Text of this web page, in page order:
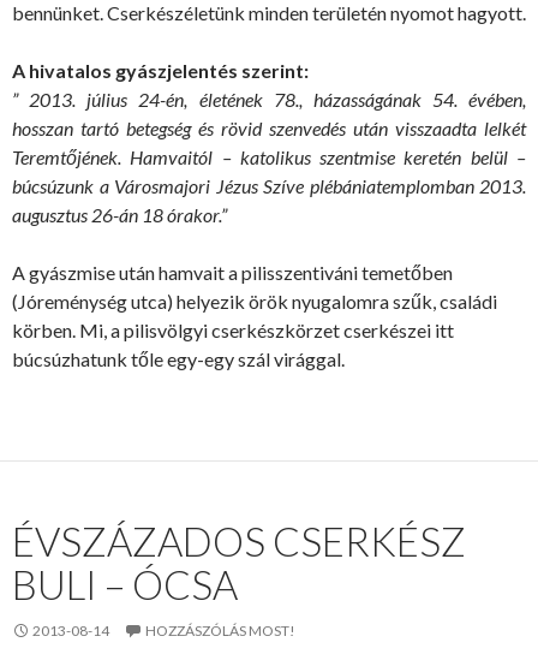
bennünket. Cserkészéletünk minden területén nyomot hagyott.
A hivatalos gyászjelentés szerint:
” 2013. július 24-én, életének 78., házasságának 54. évében,
hosszan tartó betegség és rövid szenvedés után visszaadta lelkét
Teremtőjének. Hamvaitól – katolikus szentmise keretén belül –
búcsúzunk a Városmajori Jézus Szíve plébániatemplomban 2013.
augusztus 26-án 18 órakor.”
A gyászmise után hamvait a pilisszentiváni temetőben
(Jóreménység utca) helyezik örök nyugalomra szűk, családi
körben. Mi, a pilisvölgyi cserkészkörzet cserkészei itt
búcsúzhatunk tőle egy-egy szál virággal.
ÉVSZÁZADOS CSERKÉSZ
BULI – ÓCSA
2013-08-14 HOZZÁSZÓLÁS MOST!